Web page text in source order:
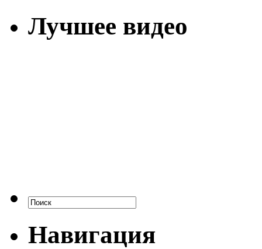
Лучшее видео
Навигация